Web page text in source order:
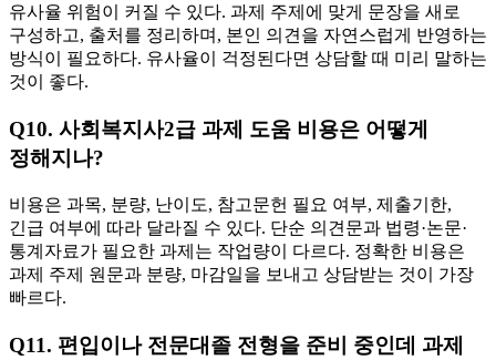
유사율 위험이 커질 수 있다. 과제 주제에 맞게 문장을 새로
구성하고, 출처를 정리하며, 본인 의견을 자연스럽게 반영하는
방식이 필요하다. 유사율이 걱정된다면 상담할 때 미리 말하는
것이 좋다.
Q10. 사회복지사2급 과제 도움 비용은 어떻게
정해지나?
비용은 과목, 분량, 난이도, 참고문헌 필요 여부, 제출기한,
긴급 여부에 따라 달라질 수 있다. 단순 의견문과 법령·논문·
통계자료가 필요한 과제는 작업량이 다르다. 정확한 비용은
과제 주제 원문과 분량, 마감일을 보내고 상담받는 것이 가장
빠르다.
Q11. 편입이나 전문대졸 전형을 준비 중인데 과제